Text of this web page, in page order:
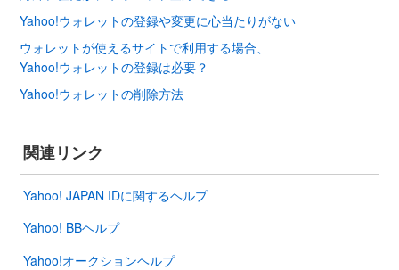
Yahoo!ウォレットの登録や変更に心当たりがない
ウォレットが使えるサイトで利用する場合、
Yahoo!ウォレットの登録は必要？
Yahoo!ウォレットの削除方法
関連リンク
Yahoo! JAPAN IDに関するヘルプ
Yahoo! BBヘルプ
Yahoo!オークションヘルプ